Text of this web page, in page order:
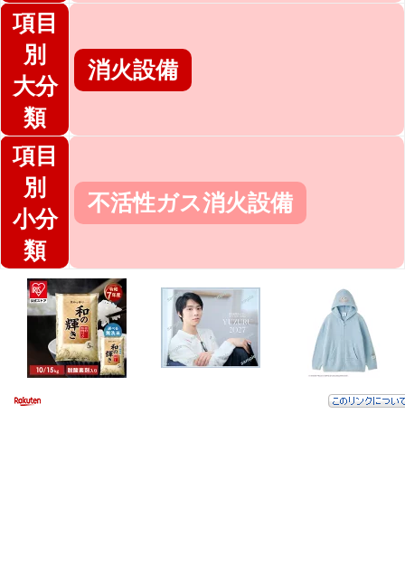
項目
別
大分
類
消火設備
項目
別
小分
類
不活性ガス消火設備